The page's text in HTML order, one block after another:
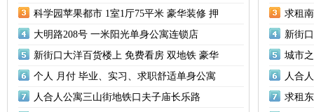
科学园苹果都市 1室1厅75平米 豪华装修 押
大明路208号 一米阳光单身公寓连锁店
新街口大洋百货楼上 免费看房 双地铁 豪华
个人 月付 毕业、实习、求职舒适单身公寓
人合人公寓三山街地铁口夫子庙长乐路
求租
新街
城市
人合
求租